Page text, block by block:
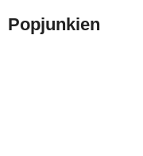
Popjunkien